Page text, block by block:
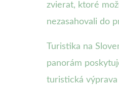
zvierat, ktoré
nezasahovali do
Turistika na
panorám
turistická